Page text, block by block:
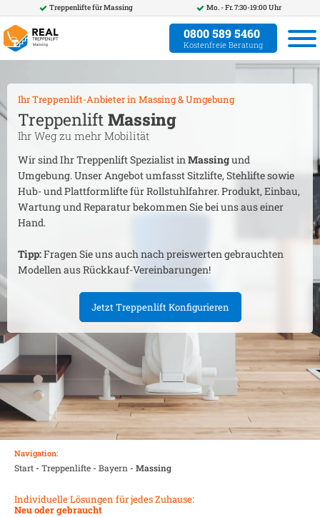
Treppenlifte fürMassing Mo. - Fr. 7:30-19:00 Uhr
0800 589 5460
Kostenfreie Beratung
Ihr Treppenlift-Anbieter in Massing& Umgebung
Treppenlift Massing
Ihr Weg zu mehr Mobilität
Wir sind Ihr Treppenlift Spezialist inMassingund
Umgebung. Unser Angebot umfasst Sitzlifte, Stehlifte sowie
Hub- und Plattformlifte für Rollstuhlfahrer. Produkt, Einbau,
Wartung und Reparatur bekommen Sie bei uns aus einer
Hand.
Tipp:Fragen Sie uns auch nach preiswerten gebrauchten
Modellen aus Rückkauf-Vereinbarungen!
Jetzt Treppenlift Konfigurieren
Navigation:
Start- Treppenlifte- Bayern - Massing
Individuelle Lösungen für jedes Zuhause:
Neu oder gebraucht